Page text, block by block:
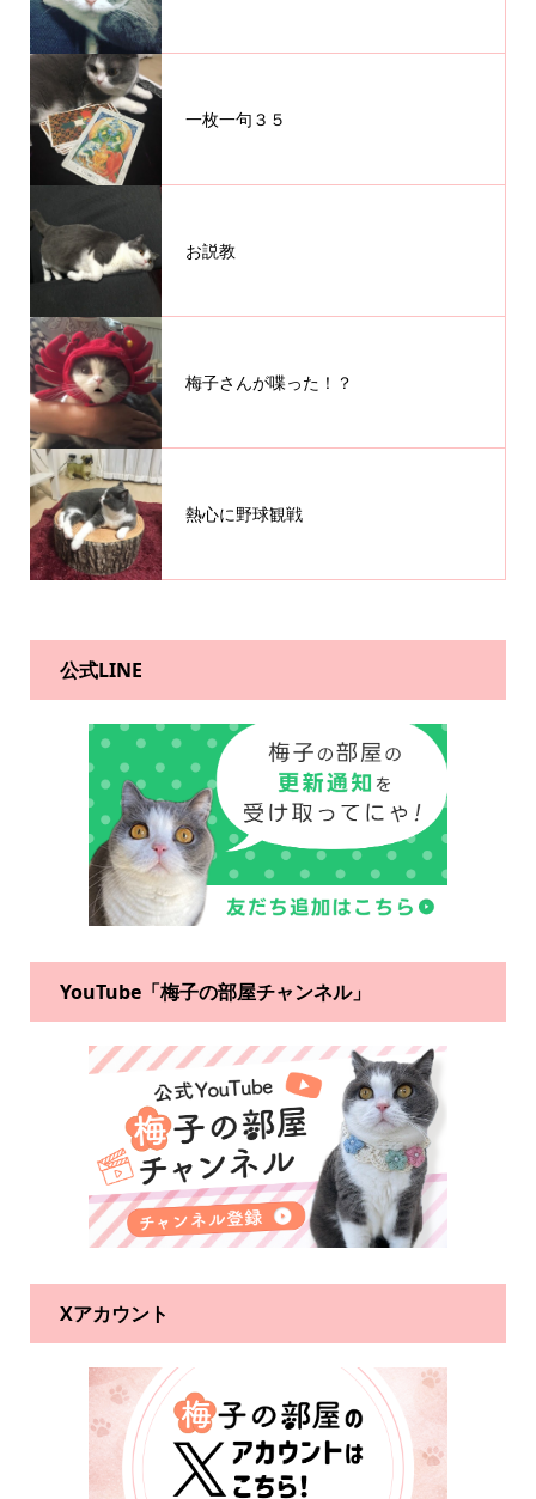
一枚一句３５
お説教
梅子さんが喋った！？
熱心に野球観戦
公式LINE
YouTube「梅子の部屋チャンネル」
Xアカウント